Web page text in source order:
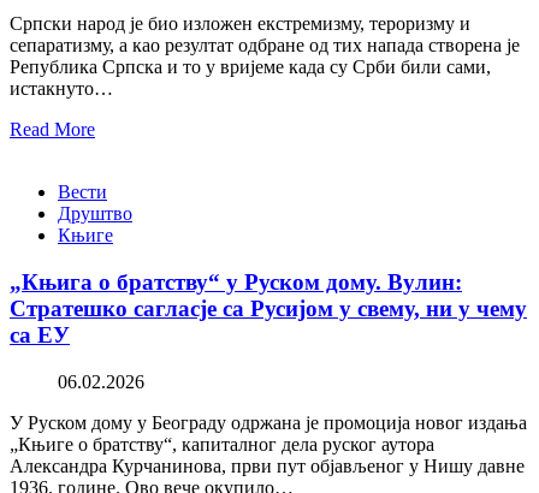
Српски народ је био изложен екстремизму, тероризму и
сепаратизму, а као резултат одбране од тих напада створена је
Република Српска и то у вријеме када су Срби били сами,
истакнуто…
Read More
Вести
Друштво
Књиге
„Књига о братству“ у Руском дому. Вулин:
Стратешко сагласје са Русијом у свему, ни у чему
са ЕУ
06.02.2026
У Руском дому у Београду одржана је промоција новог издања
„Књиге о братству“, капиталног дела руског аутора
Александра Курчанинова, први пут објављеног у Нишу давне
1936. године. Ово вече окупило…